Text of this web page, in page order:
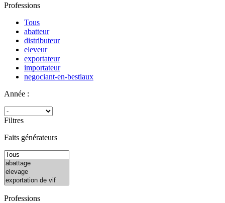
Professions
Tous
abatteur
distributeur
eleveur
exportateur
importateur
negociant-en-bestiaux
Année :
Filtres
Faits générateurs
Professions